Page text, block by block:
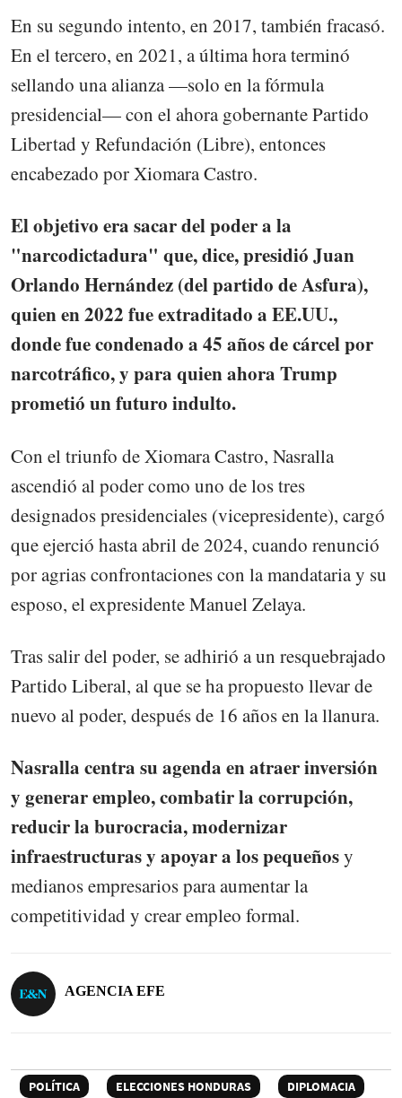
En su segundo intento, en 2017, también fracasó.
En el tercero, en 2021, a última hora terminó
sellando una alianza —solo en la fórmula
presidencial— con el ahora gobernante Partido
Libertad y Refundación (Libre), entonces
encabezado por Xiomara Castro.
El objetivo era sacar del poder a la
"narcodictadura" que, dice, presidió Juan
Orlando Hernández (del partido de Asfura),
quien en 2022 fue extraditado a EE.UU.,
donde fue condenado a 45 años de cárcel por
narcotráfico, y para quien ahora Trump
prometió un futuro indulto.
Con el triunfo de Xiomara Castro, Nasralla
ascendió al poder como uno de los tres
designados presidenciales (vicepresidente), cargó
que ejerció hasta abril de 2024, cuando renunció
por agrias confrontaciones con la mandataria y su
esposo, el expresidente Manuel Zelaya.
Tras salir del poder, se adhirió a un resquebrajado
Partido Liberal, al que se ha propuesto llevar de
nuevo al poder, después de 16 años en la llanura.
Nasralla centra su agenda en atraer inversión
y generar empleo, combatir la corrupción,
reducir la burocracia, modernizar
infraestructuras y apoyar a los pequeñosy
medianos empresarios para aumentar la
competitividad y crear empleo formal.
AGENCIA EFE
POLÍTICA ELECCIONES HONDURAS
DIPLOMACIA